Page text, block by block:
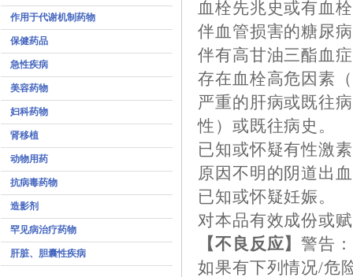
作用于代谢机制药物
保健药品
急性疾病
美容药物
妇科药物
肾移植
动物用药
抗病毒药物
造影剂
罕见病治疗药物
肝脏、胆囊性疾病
血栓先兆史或有血
伴血管损害的糖尿
伴有高甘油三酯血
存在血栓高危因素
严重的肝病或既往
性）或既往病史。
已知或怀疑有性激
原因不明的阴道出
已知或怀疑妊娠。
对本品有效成份或
【不良反应】警告：
如果有下列情况/危